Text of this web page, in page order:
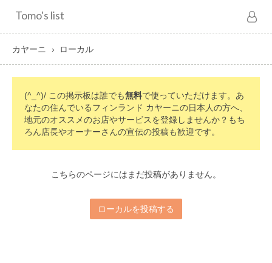
Tomo's list
カヤーニ ローカル
(^_^)/ この掲示板は誰でも無料で使っていただけます。あ
なたの住んでいるフィンランド カヤーニの日本人の方へ、
地元のオススメのお店やサービスを登録しませんか？もち
ろん店長やオーナーさんの宣伝の投稿も歓迎です。
こちらのページにはまだ投稿がありません。
ローカルを投稿する